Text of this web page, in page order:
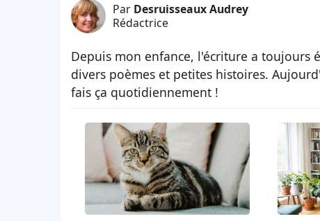
Par Desruisseaux Audrey
Rédactrice
Depuis mon enfance, l'écriture a toujours
divers poèmes et petites histoires.
fais ça quotidiennement !